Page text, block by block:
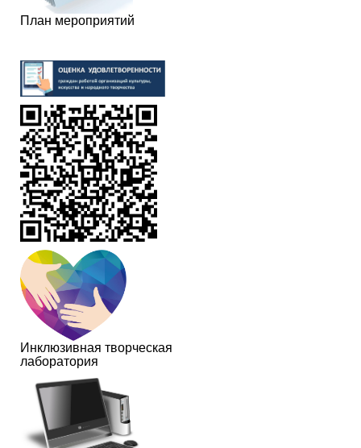
План мероприятий
Инклюзивная творческая
лаборатория